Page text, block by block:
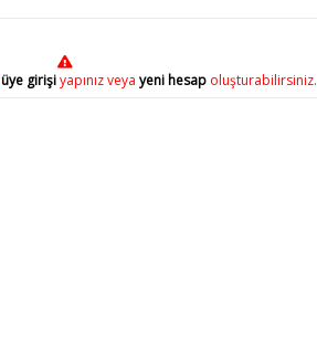
üye girişiyapınız veya yeni hesapoluşturabilirsiniz.